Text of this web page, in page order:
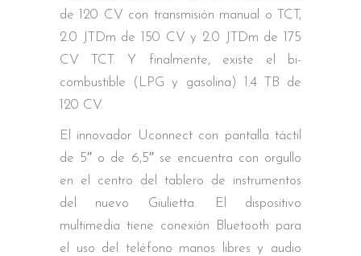
de 120 CV con transmisión manual o TCT,
2.0 JTDm de 150 CV y 2.0 JTDm de 175
CV TCT. Y finalmente, existe el bi-
combustible (LPG y gasolina) 1.4 TB de
120 CV.
El innovador Uconnect con pantalla táctil
de 5″ o de 6,5″ se encuentra con orgullo
en el centro del tablero de instrumentos
del nuevo Giulietta. El dispositivo
multimedia tiene conexión Bluetooth para
el uso del teléfono manos libres y audio